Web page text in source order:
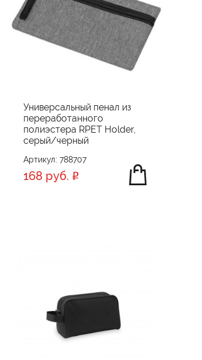
Универсальный пенал из
переработанного
полиэстера RPET Holder,
серый/черный
Артикул: 788707
168 руб.